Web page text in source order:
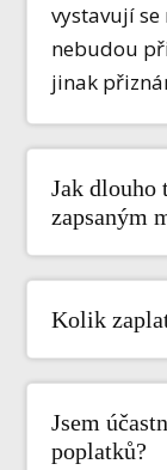
vystavují
nebudou
jinak
Jak dlouho
zapsaným
Kolik
Jsem
poplatků?